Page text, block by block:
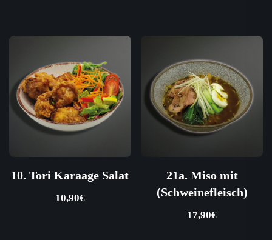
10. Tori Karaage Salat
10,90€
21a. Miso mit
(Schweinefleisch)
17,90€